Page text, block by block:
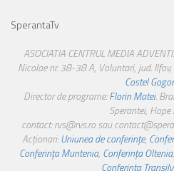
SperantaTv
ASOCIATIA CENTRUL MEDIA
Nicolae nr. 38-38 A, Voluntari, jud.
Costel
Director de programe:Florin Matei.
Sperantei,
contact: rvs@rvs.ro sau
Acționari:Uniunea de conferințe,
Conferința Muntenia, Conferința Oltenia,
Conferința